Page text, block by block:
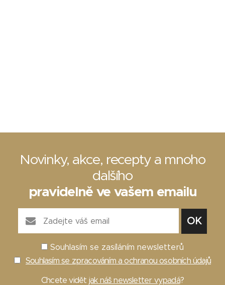
Novinky, akce, recepty a mnoho
dalšího
pravidelně ve vašem emailu
Souhlasím se zasíláním newsletterů
Souhlasím se zpracováním a ochranou osobních údajů
Chcete vidět jak náš newsletter vypadá?